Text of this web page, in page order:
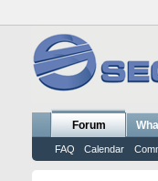
Forum
FAQ Calendar